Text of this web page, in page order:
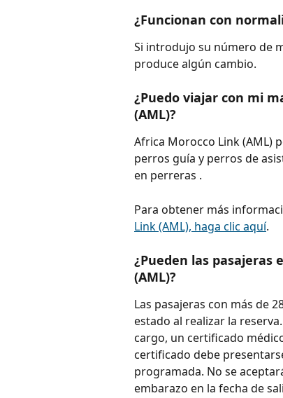
¿Funcionan con
Si introdujo su número de
produce algún cambio.
¿Puedo viajar con mi
(AML)?
Africa Morocco Link (AML)
perros guía y perros de
en perreras .
Para obtener más
Link (AML), haga clic aquí.
¿Pueden las pasajeras
(AML)?
Las pasajeras con más de
estado al realizar la
cargo, un certificado
certificado debe
programada. No se
embarazo en la fecha de